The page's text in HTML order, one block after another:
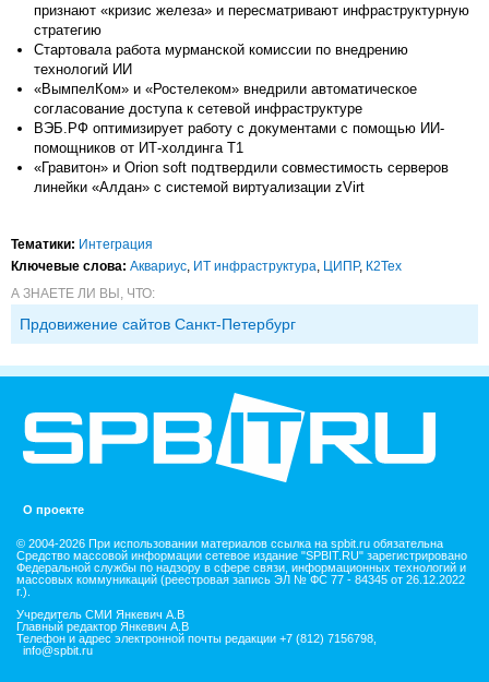
признают «кризис железа» и пересматривают инфраструктурную
стратегию
Стартовала работа мурманской комиссии по внедрению
технологий ИИ
«ВымпелКом» и «Ростелеком» внедрили автоматическое
согласование доступа к сетевой инфраструктуре
ВЭБ.РФ оптимизирует работу с документами с помощью ИИ-
помощников от ИТ-холдинга Т1
«Гравитон» и Orion soft подтвердили совместимость серверов
линейки «Алдан» с системой виртуализации zVirt
Тематики: Интеграция
Ключевые слова: Аквариус, ИТ инфраструктура, ЦИПР, К2Тех
А ЗНАЕТЕ ЛИ ВЫ, ЧТО:
Прдовижение сайтов Санкт-Петербург
О проекте
© 2004-2026 При использовании материалов ссылка на spbit.ru обязательна
Средство массовой информации сетевое издание "SPBIT.RU" зарегистрировано
Федеральной службы по надзору в сфере связи, информационных технологий и
массовых коммуникаций (реестровая запись ЭЛ № ФС 77 - 84345 от 26.12.2022
г.).
Учредитель СМИ Янкевич А.В
Главный редактор Янкевич А.В
Телефон и адрес электронной почты редакции +7 (812) 7156798,
info@spbit.ru